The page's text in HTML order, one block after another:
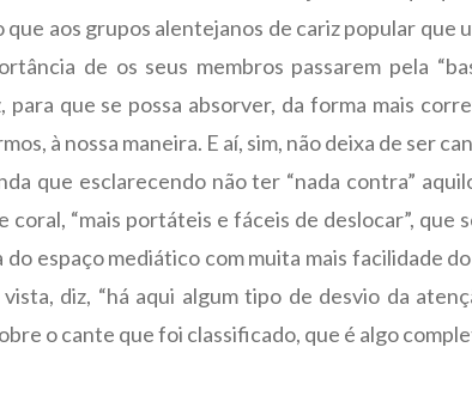
que aos grupos alentejanos de cariz popular
de os seus membros passarem pela
para que se possa absorver, da forma mais
à nossa maneira. E aí, sim, não deixa de ser
que esclarecendo não ter “nada contra”
coral, “mais portáteis e fáceis de deslocar”,
espaço mediático com muita mais facilidade
diz, “há aqui algum tipo de desvio da
o cante que foi classificado, que é algo